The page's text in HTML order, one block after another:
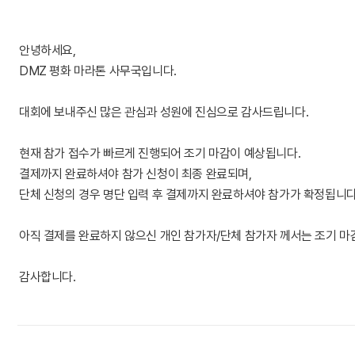
안녕하세요,
DMZ 평화 마라톤 사무국입니다.
대회에 보내주신 많은 관심과 성원에 진심으로 감사드립니다.
현재 참가 접수가 빠르게 진행되어 조기 마감이 예상됩니다.
결제까지 완료하셔야 참가 신청이 최종 완료되며,
단체 신청의 경우 명단 입력 후 결제까지 완료하셔야 참가가 확정됩니
아직 결제를 완료하지 않으신 개인 참가자/단체 참가자 께서는 조기
감사합니다.